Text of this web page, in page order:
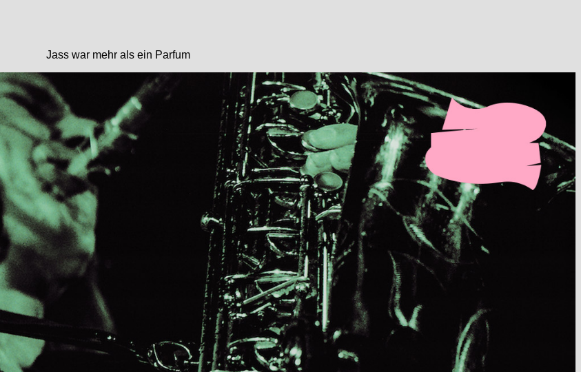
Jass war mehr als ein Parfum